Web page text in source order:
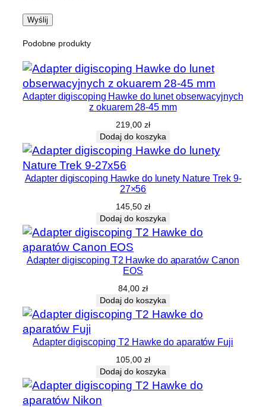
Podobne produkty
Adapter digiscoping Hawke do lunet obserwacyjnych
z okuarem 28-45 mm
219,00 zł
Dodaj do koszyka
Adapter digiscoping Hawke do lunety Nature Trek 9-
27×56
145,50 zł
Dodaj do koszyka
Adapter digiscoping T2 Hawke do aparatów Canon
EOS
84,00 zł
Dodaj do koszyka
Adapter digiscoping T2 Hawke do aparatów Fuji
105,00 zł
Dodaj do koszyka